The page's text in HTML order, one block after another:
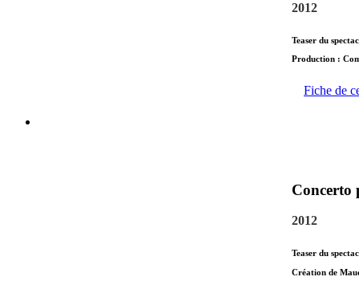
2012
Teaser du
Production :
Fiche de
Concerto
2012
Teaser du
Création de